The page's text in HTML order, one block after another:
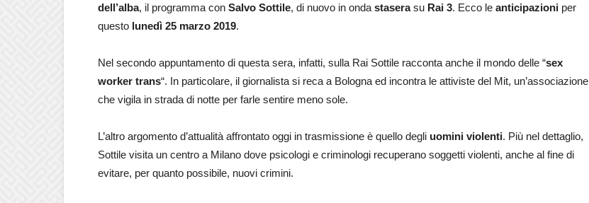
dell’alba, il programma con Salvo Sottile, di nuovo in onda staserasu Rai 3. Ecco le anticipazioni per
questo lunedì 25 marzo 2019.
Nel secondo appuntamento di questa sera, infatti, sulla Rai Sottile racconta anche il mondo delle “sex
worker trans“. In particolare, il giornalista si reca a Bologna ed incontra le attiviste del Mit, un’associazione
che vigila in strada di notte per farle sentire meno sole.
L’altro argomento d’attualità affrontato oggi in trasmissione è quello degli uomini violenti. Più nel dettaglio,
Sottile visita un centro a Milano dove psicologi e criminologi recuperano soggetti violenti, anche al fine di
evitare, per quanto possibile, nuovi crimini.